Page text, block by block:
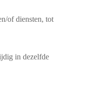
of diensten, tot
in dezelfde